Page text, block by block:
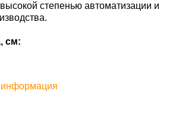
степенью автоматизации и
см:
информация